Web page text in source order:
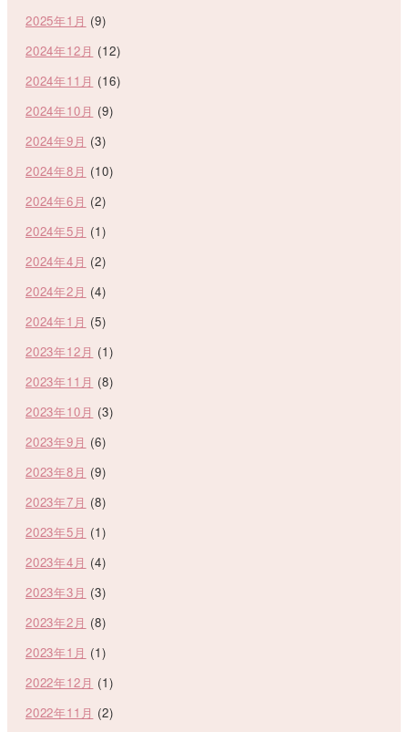
2025年1月 (9)
2024年12月 (12)
2024年11月 (16)
2024年10月 (9)
2024年9月 (3)
2024年8月 (10)
2024年6月 (2)
2024年5月 (1)
2024年4月 (2)
2024年2月 (4)
2024年1月 (5)
2023年12月 (1)
2023年11月 (8)
2023年10月 (3)
2023年9月 (6)
2023年8月 (9)
2023年7月 (8)
2023年5月 (1)
2023年4月 (4)
2023年3月 (3)
2023年2月 (8)
2023年1月 (1)
2022年12月 (1)
2022年11月 (2)